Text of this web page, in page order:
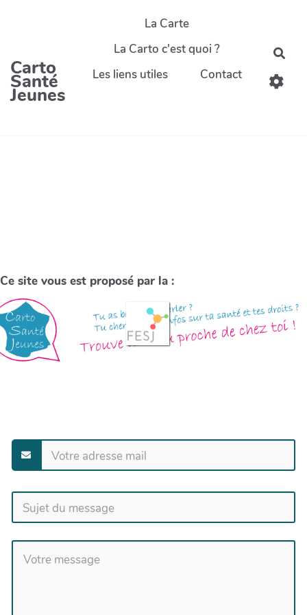
Carto
Santé
Jeunes
La Carte
La Carto c'est quoi ?
Les liens utiles
Contact
Ce site vous est proposé par la :